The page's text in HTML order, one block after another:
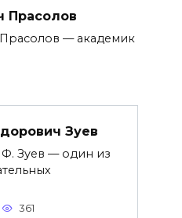
Прасолов
— академик
Зуев
Зуев — один из
361